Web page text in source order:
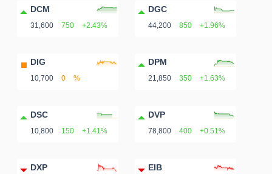
DCM
31,600 750 +2.43%
DGC
44,200 850 +1.96%
DIG
10,700 0 %
DPM
21,850 350 +1.63%
DSC
10,800 150 +1.41%
DVP
78,800 400 +0.51%
DXP EIB